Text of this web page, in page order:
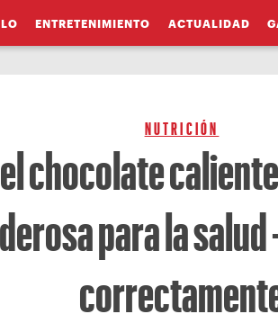
ENTRETENIMIENTO ACTUALIDAD
NUTRICIÓN
chocolate
para la